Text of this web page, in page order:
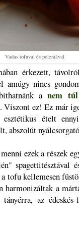
Vadas tofuval és polentával
érkezett,
amúgy nincs
anem túl
Viszont ez! Ez már
ételt
ezek a részek
spagettitésztával
tofu kellemesen
a
az